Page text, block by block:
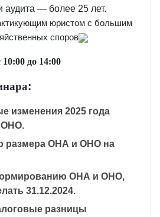
аудита — более 25 лет.
юристом с большим
споров
10:00 до 14:00
:
изменения 2025 года
ОНО.
размера ОНА и ОНО на
ОНА и ОНО,
31.12.2024.
разницы